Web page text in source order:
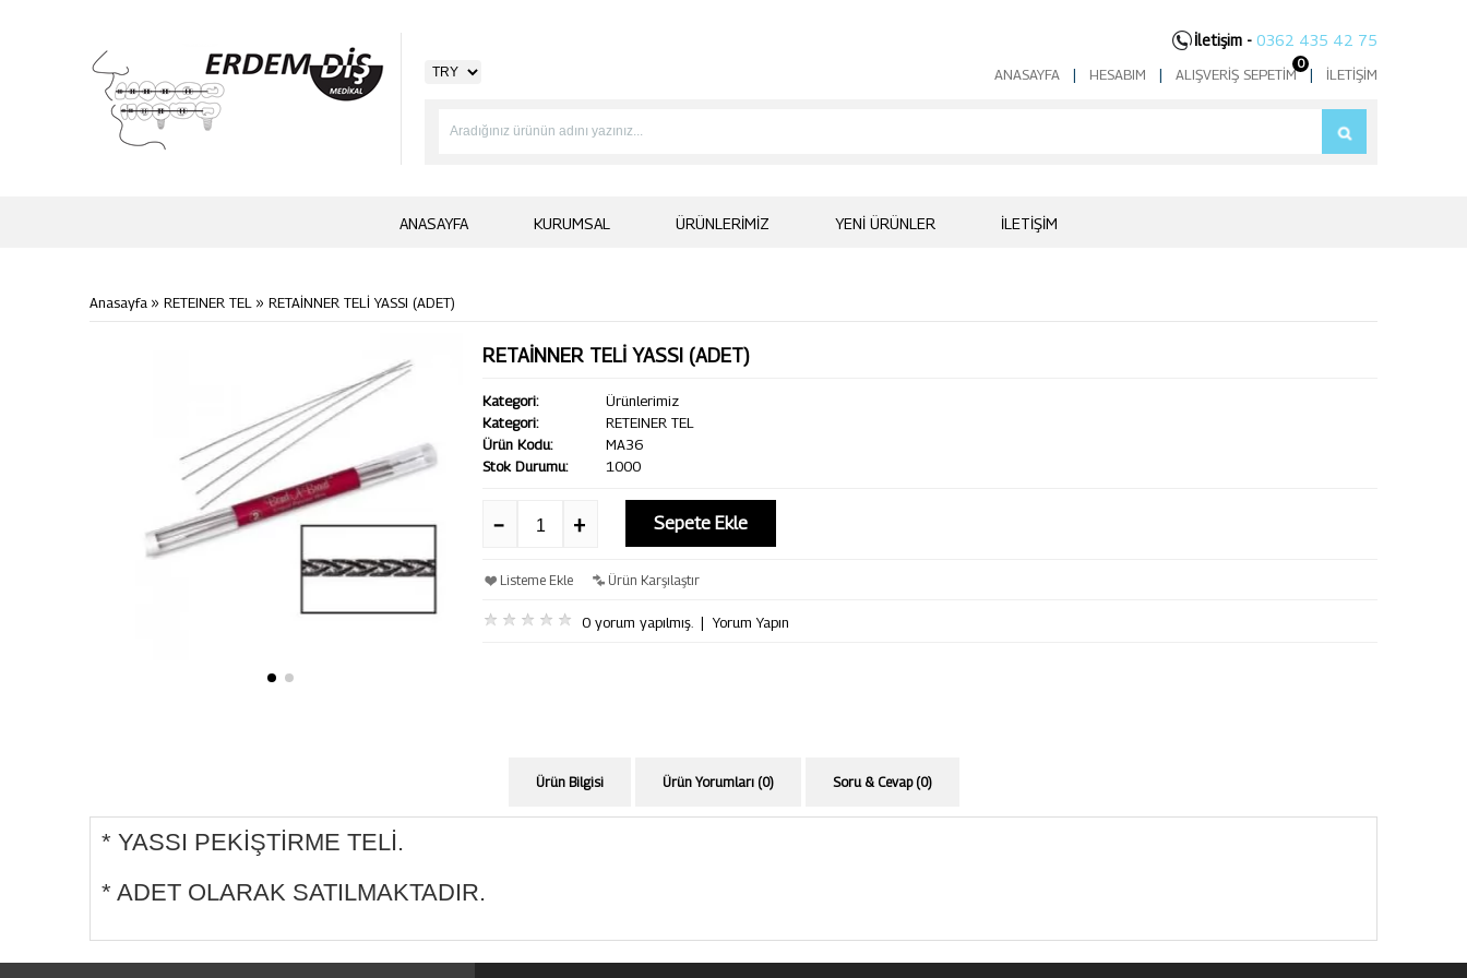
ANASAYFA | HESABIM | ALIŞVERIŞ SEPETIM| İLETIŞIM
İletişim - 0362 435 42 75
0
ANASAYFA KURUMSAL ÜRÜNLERIMIZ YENI ÜRÜNLER İLETIŞIM
Anasayfa » RETEINER TEL » RETAİNNER TELİ YASSI (ADET)
RETAİNNER TELİ YASSI (ADET)
Kategori:
Ürünlerimiz
Kategori:
RETEINER TEL
Ürün Kodu:
MA36
Stok Durumu:
1000
Sepete Ekle
Listeme Ekle Ürün Karşılaştır
0 yorum yapılmış. |Yorum Yapın
Ürün Bilgisi Ürün Yorumları (0) Soru & Cevap (0)
* YASSI PEKİŞTİRME TELİ.
* ADET OLARAK SATILMAKTADIR.